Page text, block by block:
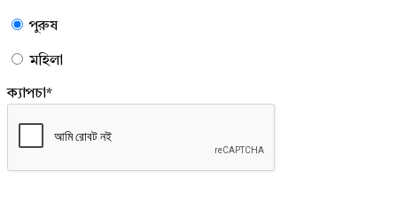
পুরুষ
মহিলা
ক্যাপচা*